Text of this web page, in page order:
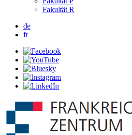
Fakultät R
de
fr